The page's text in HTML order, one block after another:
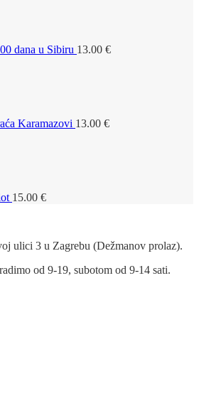
dana u Sibiru 13.00 €
Karamazovi 13.00 €
15.00 €
ulici 3 u Zagrebu (Dežmanov prolaz).
od 9-19, subotom od 9-14 sati.